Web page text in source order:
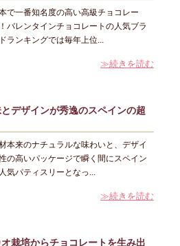
で一番知名度の高い高級チョコレー
バレンタインチョコレートの人気ブラ
ランキングでは毎年上位...
≫続きを読む
とデザインが秀逸のスペインの超
本来のナチュラルな味わいと、デザイ
の高いパッケージで瞬く間にスペイン
気パティスリーとなっ...
≫続きを読む
オ栽培からチョコレートを生み出